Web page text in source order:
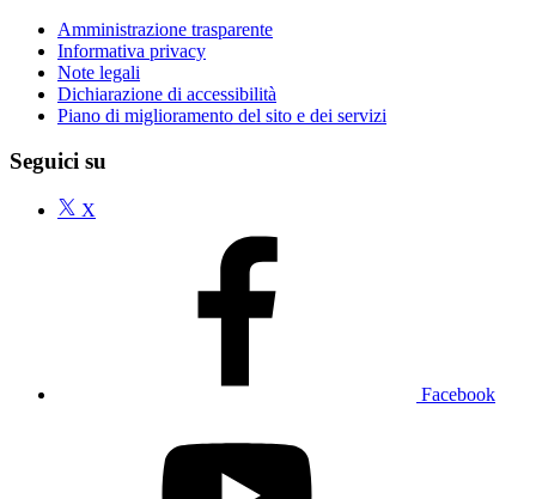
Amministrazione trasparente
Informativa privacy
Note legali
Dichiarazione di accessibilità
Piano di miglioramento del sito e dei servizi
Seguici su
X
Facebook